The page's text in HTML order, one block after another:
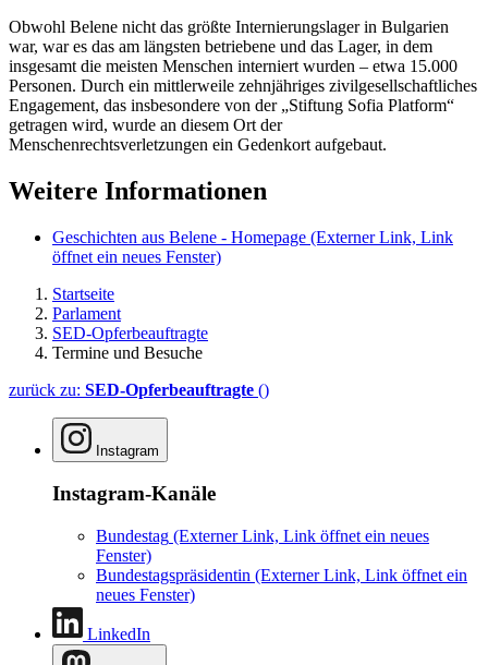
Obwohl Belene nicht das größte Internierungslager in Bulgarien
war, war es das am längsten betriebene und das Lager, in dem
insgesamt die meisten Menschen interniert wurden – etwa 15.000
Personen. Durch ein mittlerweile zehnjähriges zivilgesellschaftliches
Engagement, das insbesondere von der „Stiftung Sofia Platform“
getragen wird, wurde an diesem Ort der
Menschenrechtsverletzungen ein Gedenkort aufgebaut.
Weitere Informationen
Geschichten aus Belene - Homepage (Externer Link, Link
öffnet ein neues Fenster)
Startseite
Parlament
SED-Opferbeauftragte
Termine und Besuche
zurück zu: SED-Opferbeauftragte ()
Instagram
Instagram-Kanäle
Bundestag (Externer Link, Link öffnet ein neues
Fenster)
Bundestagspräsidentin (Externer Link, Link öffnet ein
neues Fenster)
LinkedIn